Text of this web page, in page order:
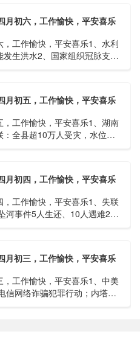
月初六，工作愉快，平安喜乐
工作愉快，平安喜乐1、水利
发生洪水2、国家组织冠脉支架
月初五，工作愉快，平安喜乐
工作愉快，平安喜乐1、湖南
全县超10万人受灾，水位正
月初四，工作愉快，平安喜乐
工作愉快，平安喜乐1、失联
河事件5人生还、10人遇难2、
月初三，工作愉快，平安喜乐
工作愉快，平安喜乐1、中美
信网络诈骗犯罪行动；内塔尼